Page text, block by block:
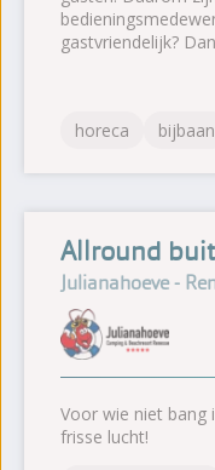
gastvriendelijk?
horeca bijbaan
Allround
Julianahoeve -
Voor wie niet bang
frisse lucht!